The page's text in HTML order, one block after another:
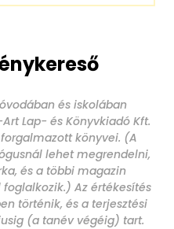
és iskolában
Lap- és Könyvkiadó Kft.
könyvei. (A
lehet megrendelni,
és a többi magazin
Az értékesítés
történik, és a terjesztési
(a tanév végéig) tart.